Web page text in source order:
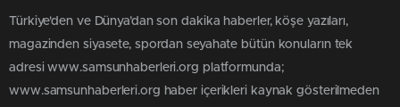
Türkiye'den ve Dünya’dan son dakika haberler, köşe yazıları,
magazinden siyasete, spordan seyahate bütün konuların tek
adresi www.samsunhaberleri.org platformunda;
www.samsunhaberleri.org haber içerikleri kaynak gösterilmeden